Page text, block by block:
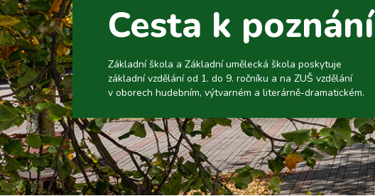
Cesta k poznání
Základní škola a Základní umělecká škola poskytuje
základní vzdělání od 1. do 9. ročníku a na ZUŠ vzdělání
v oborech hudebním, výtvarném a literárně-dramatickém.